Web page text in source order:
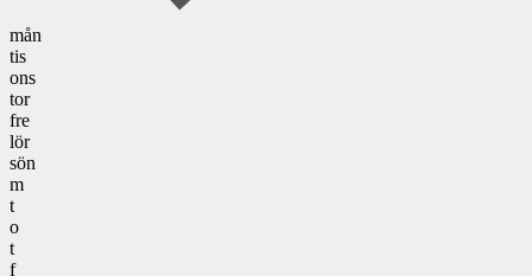
mån
tis
ons
tor
fre
lör
sön
m
t
o
t
f